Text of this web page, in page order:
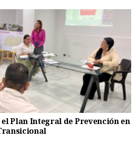
Plan Integral de Prevención en